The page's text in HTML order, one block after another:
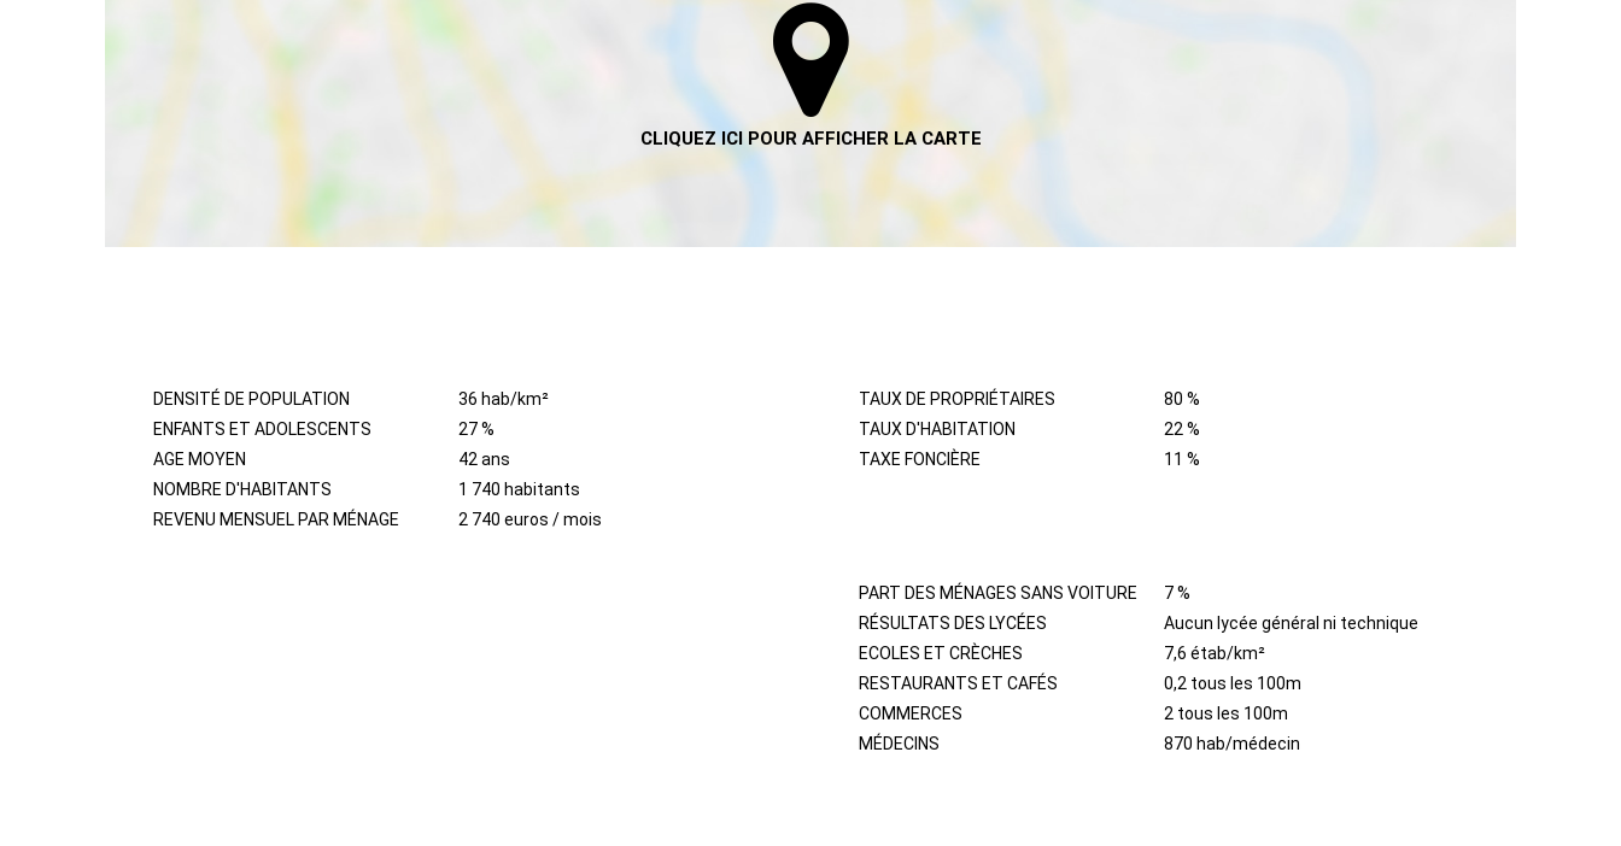
DENSITÉ DE POPULATION
36 hab/km²
ENFANTS ET ADOLESCENTS
27 %
AGE MOYEN
42 ans
NOMBRE D'HABITANTS
1 740 habitants
REVENU MENSUEL PAR MÉNAGE
2 740 euros / mois
TAUX DE PROPRIÉTAIRES
80 %
TAUX D'HABITATION
22 %
TAXE FONCIÈRE
11 %
PART DES MÉNAGES SANS VOITURE
7 %
RÉSULTATS DES LYCÉES
Aucun lycée général ni technique
ECOLES ET CRÈCHES
7,6 étab/km²
RESTAURANTS ET CAFÉS
0,2 tous les 100m
COMMERCES
2 tous les 100m
MÉDECINS
870 hab/médecin